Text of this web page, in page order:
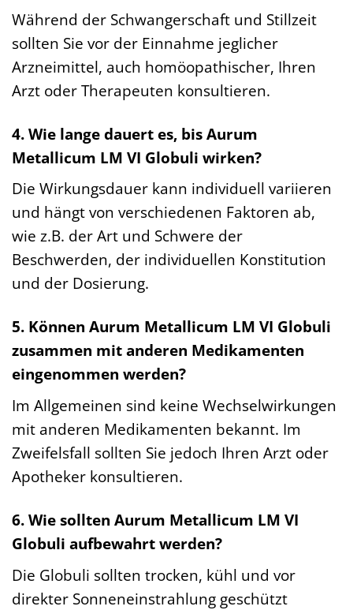
Während der Schwangerschaft und Stillzeit
sollten Sie vor der Einnahme jeglicher
Arzneimittel, auch homöopathischer, Ihren
Arzt oder Therapeuten konsultieren.
4. Wie lange dauert es, bis Aurum
Metallicum LM VI Globuli wirken?
Die Wirkungsdauer kann individuell variieren
und hängt von verschiedenen Faktoren ab,
wie z.B. der Art und Schwere der
Beschwerden, der individuellen Konstitution
und der Dosierung.
5. Können Aurum Metallicum LM VI Globuli
zusammen mit anderen Medikamenten
eingenommen werden?
Im Allgemeinen sind keine Wechselwirkungen
mit anderen Medikamenten bekannt. Im
Zweifelsfall sollten Sie jedoch Ihren Arzt oder
Apotheker konsultieren.
6. Wie sollten Aurum Metallicum LM VI
Globuli aufbewahrt werden?
Die Globuli sollten trocken, kühl und vor
direkter Sonneneinstrahlung geschützt